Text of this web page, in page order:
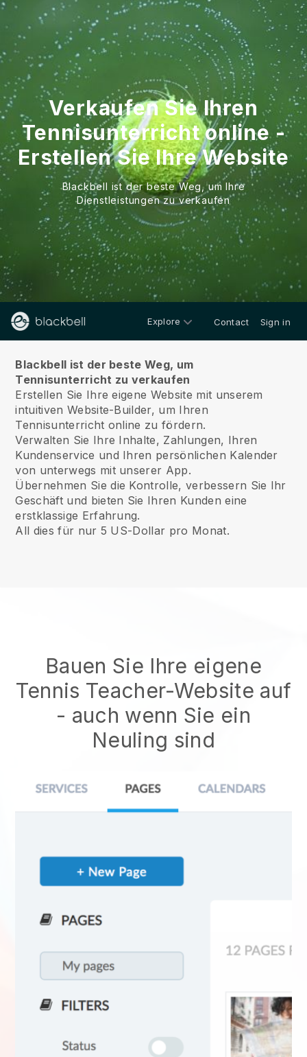
Verkaufen Sie Ihren
Tennisunterricht online -
Erstellen Sie Ihre Website
Blackbell ist der beste Weg, um Ihre
Dienstleistungen zu verkaufen
Explore Contact Sign in
Blackbell ist der beste Weg, um
Tennisunterricht zu verkaufen
Erstellen Sie Ihre eigene Website mit unserem
intuitiven Website-Builder, um Ihren
Tennisunterricht online zu fördern.
Verwalten Sie Ihre Inhalte, Zahlungen, Ihren
Kundenservice und Ihren persönlichen Kalender
von unterwegs mit unserer App.
Übernehmen Sie die Kontrolle, verbessern Sie Ihr
Geschäft und bieten Sie Ihren Kunden eine
erstklassige Erfahrung.
All dies für nur 5 US-Dollar pro Monat.
Bauen Sie Ihre eigene
Tennis Teacher-Website auf
- auch wenn Sie ein
Neuling sind